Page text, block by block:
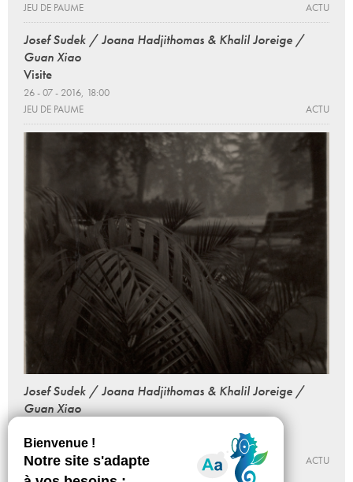
JEU DE PAUME
ACTU
Josef Sudek / Joana Hadjithomas & Khalil Joreige /
Guan Xiao
Visite
26 - 07 - 2016, 18:00
JEU DE PAUME
ACTU
Josef Sudek / Joana Hadjithomas & Khalil Joreige /
Guan Xiao
30 - 08 - 2016, 18:00
JEU DE PAUME
ACTU